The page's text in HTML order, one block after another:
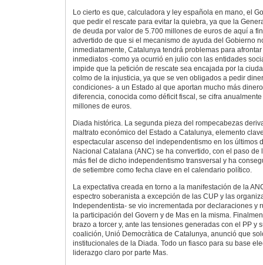
Lo cierto es que, calculadora y ley española en mano, el
que pedir el rescate para evitar la quiebra, ya que la
de deuda por valor de 5.700 millones de euros de aquí a
advertido de que si el mecanismo de ayuda del Gobierno
inmediatamente, Catalunya tendrá problemas para
inmediatos -como ya ocurrió en julio con las entidades
impide que la petición de rescate sea encajada por la
colmo de la injusticia, ya que se ven obligados a pedir
condiciones- a un Estado al que aportan mucho más
diferencia, conocida como déficit fiscal, se cifra
millones de euros.
Diada histórica. La segunda pieza del rompecabezas
maltrato económico del Estado a Catalunya, elemento
espectacular ascenso del independentismo en los últimos
Nacional Catalana (ANC) se ha convertido, con el paso de
más fiel de dicho independentismo transversal y ha
de setiembre como fecha clave en el calendario político.
La expectativa creada en torno a la manifestación de la
espectro soberanista a excepción de las CUP y las
Independentista- se vio incrementada por declaraciones y
la participación del Govern y de Mas en la misma.
brazo a torcer y, ante las tensiones generadas con el PP y
coalición, Unió Democràtica de Catalunya, anunció que
institucionales de la Diada. Todo un fiasco para su base
liderazgo claro por parte Mas.